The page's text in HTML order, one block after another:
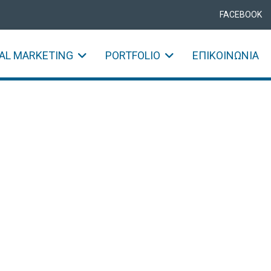
FACEBOOK
MARKETING PORTFOLIO ΕΠΙΚΟΙΝΩΝΊΑ